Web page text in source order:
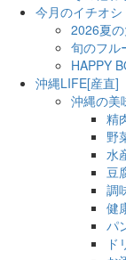
今月のイチオシ
2026夏
旬のフル
HAPPY
沖縄LIFE[産直]
沖縄の美
精
野
水
豆
調
健
パ
ド